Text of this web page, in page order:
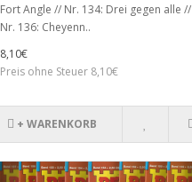
Fort Angle // Nr. 134: Drei gegen alle //
Nr. 136: Cheyenn..
8,10€
Preis ohne Steuer 8,10€
+ WARENKORB